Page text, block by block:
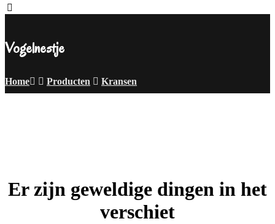
Vogelnestje
Home Producten Kransen
Er zijn geweldige dingen in het
verschiet